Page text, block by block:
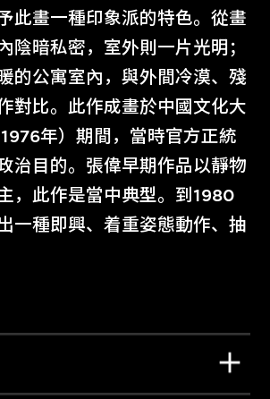
此畫一種印象派的特色。從畫
陰暗私密，室外則一片光明；
的公寓室內，與外間冷漠、殘
對比。此作成畫於中國文化大
年）期間，當時官方正統
治目的。張偉早期作品以靜物
，此作是當中典型。到1980
一種即興、着重姿態動作、抽